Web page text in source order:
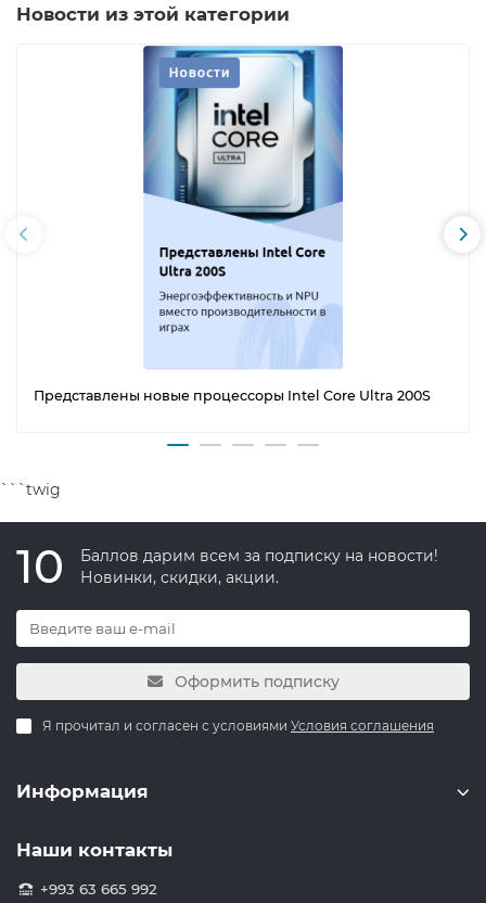
Новости из этой категории
Представлены новые процессоры Intel Core Ultra 200S
```twig
10
Баллов дарим всем за подписку на новости!
Новинки, скидки, акции.
Оформить подписку
Я прочитал и согласен с условиями Условия соглашения
Информация
Наши контакты
+993 63 665 992